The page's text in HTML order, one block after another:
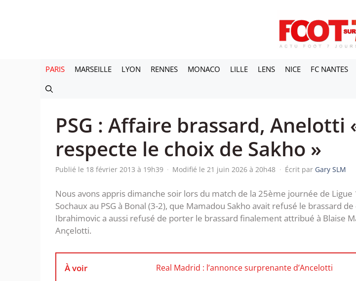
PARIS MARSEILLE LYON RENNES MONACO LILLE LENS NICE FC NANTES
PSG : Affaire brassard, Anelotti
respecte le choix de Sakho »
Publié le 18 février 2013 à 19h39 · Modifié le 21 juin 2026 à 20h48 · Écrit par Gary SLM
Nous avons appris dimanche soir lors du match de la 25ème journée de Ligue
Sochaux au PSG à Bonal (3-2), que Mamadou Sakho avait refusé le brassard
Ibrahimovic a aussi refusé de porter le brassard finalement attribué à Blaise
Ançelotti.
À voir Real Madrid : l’annonce surprenante d’Ancelotti